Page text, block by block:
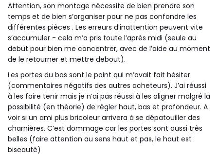
Attention, son montage nécessite de bien prendre son
temps et de bien s’organiser pour ne pas confondre les
différentes pièces . Les erreurs d’inattention peuvent vite
s’accumuler - cela m’a pris toute l’après midi (seule au
debut pour bien me concentrer, avec de l’aide au moment
de le retourner et mettre debout).
Les portes du bas sont le point qui m’avait fait hésiter
(commentaires négatifs des autres acheteurs). J’ai réussi
à les faire tenir mais je n’ai pas réussi à les aligner malgré la
possibilité (en théorie) de régler haut, bas et profondeur. A
voir si un ami plus bricoleur arrivera à se dépatouiller des
charnières. C’est dommage car les portes sont aussi très
belles (faire attention au sens haut et pas, le haut est
biseauté)